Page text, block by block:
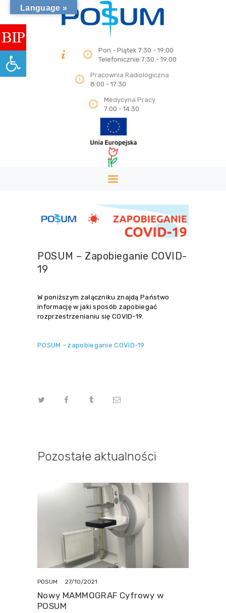
Otwórz pasek narzędzi
Pon - Piątek 7:30 - 19:00
Telefonicznie 7:30 - 19:00
Pracownia Radiologiczna
8:00 - 17:30
Medycyna Pracy
7:00 - 14:30
STRONA GŁÓWNA
DLA PACJENTA
USŁUGI KOMERCYJNE
POSUM – Zapobieganie COVID-
19
W poniższym załączniku znajdą Państwo
informację w jaki sposób zapobiegać
rozprzestrzenianiu się COVID-19.
POSUM – zapobieganie COVID-19
Pozostałe aktualności
POSUM 27/10/2021
Nowy MAMMOGRAF Cyfrowy w
POSUM
Language »